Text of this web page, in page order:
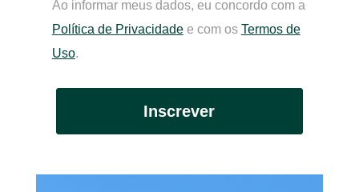
Ao informar meus dados, eu concordo com a
Política de Privacidadee com os Termos de
Uso.
Inscrever